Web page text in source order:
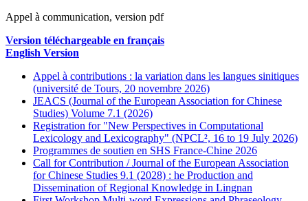
Appel à communication, version pdf
Version téléchargeable en français
English Version
Appel à contributions : la variation dans les langues sinitiques
(université de Tours, 20 novembre 2026)
JEACS (Journal of the European Association for Chinese
Studies) Volume 7.1 (2026)
Registration for "New Perspectives in Computational
Lexicology and Lexicography" (NPCL², 16 to 19 July 2026)
Programmes de soutien en SHS France-Chine 2026
Call for Contribution / Journal of the European Association
for Chinese Studies 9.1 (2028) : he Production and
Dissemination of Regional Knowledge in Lingnan